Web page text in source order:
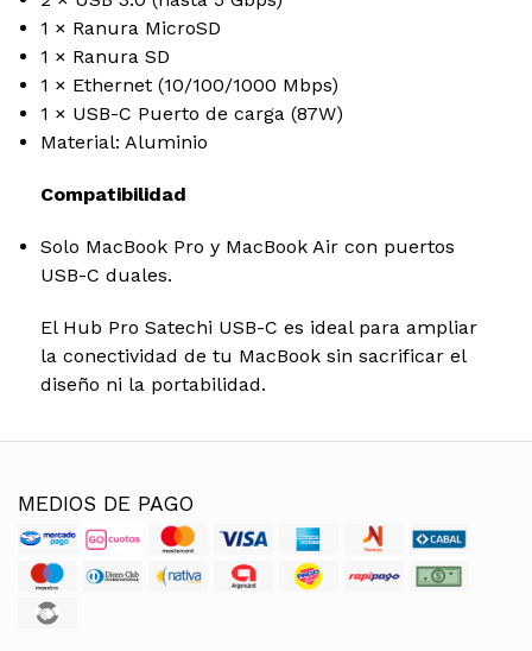
1 × Ranura MicroSD
1 × Ranura SD
1 × Ethernet (10/100/1000 Mbps)
1 × USB-C Puerto de carga (87W)
Material: Aluminio
Compatibilidad
Solo MacBook Pro y MacBook Air con puertos
USB-C duales.
El Hub Pro Satechi USB-C es ideal para ampliar
la conectividad de tu MacBook sin sacrificar el
diseño ni la portabilidad.
MEDIOS DE PAGO